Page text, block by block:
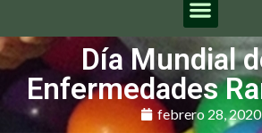
Día Mundial
Enfermedades
febrero 28, 2020